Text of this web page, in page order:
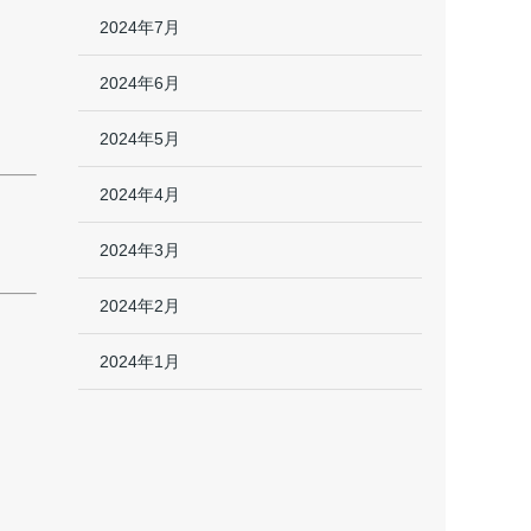
2024年7月
2024年6月
2024年5月
2024年4月
2024年3月
2024年2月
2024年1月